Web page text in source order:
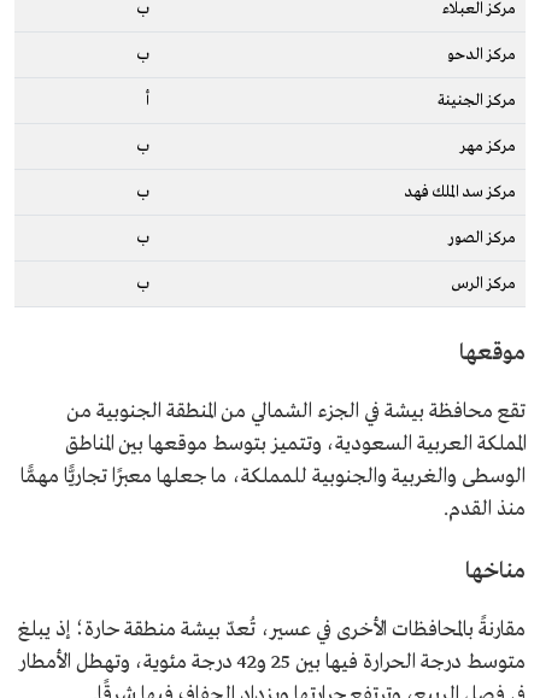
مركز العبلاء ب
مركز الدحو ب
مركز الجنينة أ
مركز مهر ب
مركز سد الملك فهد ب
مركز الصور ب
مركز الرس ب
موقعها
تقع محافظة بيشة في الجزء الشمالي من المنطقة الجنوبية من
المملكة العربية السعودية، وتتميز بتوسط موقعها بين المناطق
الوسطى والغربية والجنوبية للمملكة، ما جعلها معبرًا تجاريًّا مهمًّا
منذ القدم.
مناخها
مقارنةً بالمحافظات الأخرى في عسير، تُعدّ بيشة منطقة حارة؛ إذ يبلغ
متوسط درجة الحرارة فيها بين 25 و42 درجة مئوية، وتهطل الأمطار